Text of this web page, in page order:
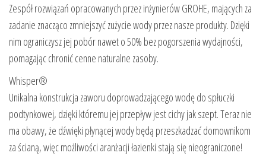
Zespół rozwiązań opracowanych przez inżynierów GROHE, mających za
zadanie znacząco zmniejszyć zużycie wody przez nasze produkty. Dzięki
nim ograniczysz jej pobór nawet o 50% bez pogorszenia wydajności,
pomagając chronić cenne naturalne zasoby.
Whisper®
Unikalna konstrukcja zaworu doprowadzającego wodę do spłuczki
podtynkowej, dzięki któremu jej przepływ jest cichy jak szept. Teraz nie
ma obawy, że dźwięki płynącej wody będą przeszkadzać domownikom
za ścianą, więc możliwości aranżacji łazienki stają się nieograniczone!